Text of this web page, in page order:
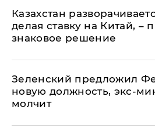
Казахстан
делая ставку на Китай, –
знаковое решение
Зеленский предложил
новую должность, экс-
молчит